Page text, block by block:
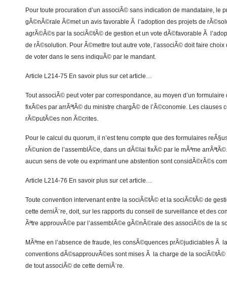
Pour toute procuration d’un associÃ© sans indication de mandataire, le
gÃ©nÃ©rale Ã©met un avis favorable Ã l’adoption des projets de
agrÃ©Ã©s par la sociÃ©tÃ© de gestion et un vote dÃ©favorable Ã
de rÃ©solution. Pour Ã©mettre tout autre vote, l’associÃ© doit faire choix
de voter dans le sens indiquÃ© par le mandant.
Article L214-75 En savoir plus sur cet article…
Tout associÃ© peut voter par correspondance, au moyen d’un
fixÃ©es par arrÃªtÃ© du ministre chargÃ© de l’Ã©conomie. Les clauses
rÃ©putÃ©es non Ã©crites.
Pour le calcul du quorum, il n’est tenu compte que des formulaires
rÃ©union de l’assemblÃ©e, dans un dÃ©lai fixÃ© par le mÃªme
aucun sens de vote ou exprimant une abstention sont considÃ©rÃ©s
Article L214-76 En savoir plus sur cet article…
Toute convention intervenant entre la sociÃ©tÃ© et la sociÃ©tÃ© de
cette derniÃ¨re, doit, sur les rapports du conseil de surveillance et des
Ãªtre approuvÃ©e par l’assemblÃ©e gÃ©nÃ©rale des associÃ©s de la
MÃªme en l’absence de fraude, les consÃ©quences prÃ©judiciables Ã
conventions dÃ©sapprouvÃ©es sont mises Ã la charge de la
de tout associÃ© de cette derniÃ¨re.